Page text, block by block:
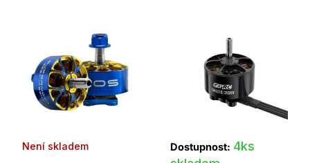
Není skladem Dostupnost: 4ks